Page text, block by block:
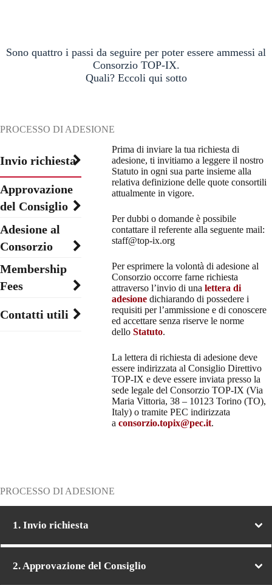
Sono quattro i passi da seguire per poter essere ammessi al
Consorzio TOP-IX.
Quali? Eccoli qui sotto
PROCESSO DI ADESIONE
Invio richiesta
Approvazione
del Consiglio
Adesione al
Consorzio
Membership
Fees
Contatti utili
Prima di inviare la tua richiesta di
adesione, ti invitiamo a leggere il nostro
Statuto in ogni sua parte insieme alla
relativa definizione delle quote consortili
attualmente in vigore.
Per dubbi o domande è possibile
contattare il referente alla seguente mail:
staff@top-ix.org
Per esprimere la volontà di adesione al
Consorzio occorre farne richiesta
attraverso l’invio di unalettera di
adesione dichiarando di possedere i
requisiti per l’ammissione e di conoscere
ed accettare senza riserve le norme
delloStatuto.
La lettera di richiesta di adesione deve
essere indirizzata al Consiglio Direttivo
TOP-IX e deve essere inviata presso la
sede legale del Consorzio TOP-IX (Via
Maria Vittoria, 38 – 10123 Torino (TO),
Italy) o tramite PEC indirizzata
a consorzio.topix@pec.it.
PROCESSO DI ADESIONE
1. Invio richiesta
2. Approvazione del Consiglio